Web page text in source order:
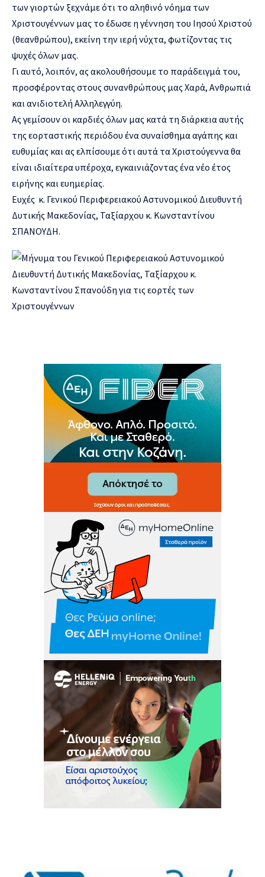
των γιορτών ξεχνάμε ότι το αληθινό νόημα των
Χριστουγέννων μας το έδωσε η γέννηση του Ιησού Χριστού
(θεανθρώπου), εκείνη την ιερή νύχτα, φωτίζοντας τις
ψυχές όλων μας.
Γι αυτό, λοιπόν, ας ακολουθήσουμε το παράδειγμά του,
προσφέροντας στους συνανθρώπους μας Χαρά, Ανθρωπιά
και ανιδιοτελή Αλληλεγγύη.
Ας γεμίσουν οι καρδιές όλων μας κατά τη διάρκεια αυτής
της εορταστικής περιόδου ένα συναίσθημα αγάπης και
ευθυμίας και ας ελπίσουμε ότι αυτά τα Χριστούγεννα θα
είναι ιδιαίτερα υπέροχα, εγκαινιάζοντας ένα νέο έτος
ειρήνης και ευημερίας.
Ευχές κ. Γενικού Περιφερειακού Αστυνομικού Διευθυντή
Δυτικής Μακεδονίας, Ταξίαρχου κ. Κωνσταντίνου
ΣΠΑΝΟΥΔΗ.